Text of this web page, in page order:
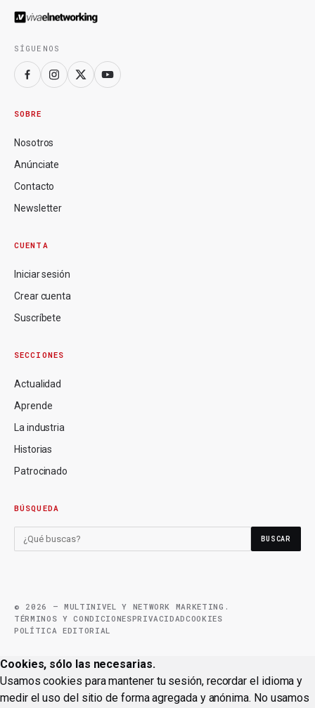
SÍGUENOS
SOBRE
Nosotros
Anúnciate
Contacto
Newsletter
CUENTA
Iniciar sesión
Crear cuenta
Suscríbete
SECCIONES
Actualidad
Aprende
La industria
Historias
Patrocinado
BÚSQUEDA
BUSCAR
© 2026 — MULTINIVEL Y NETWORK MARKETING.
TÉRMINOS Y CONDICIONESPRIVACIDADCOOKIES
POLÍTICA EDITORIAL
Cookies, sólo las necesarias.
Usamos cookies para mantener tu sesión, recordar el idioma y
medir el uso del sitio de forma agregada y anónima. No usamos